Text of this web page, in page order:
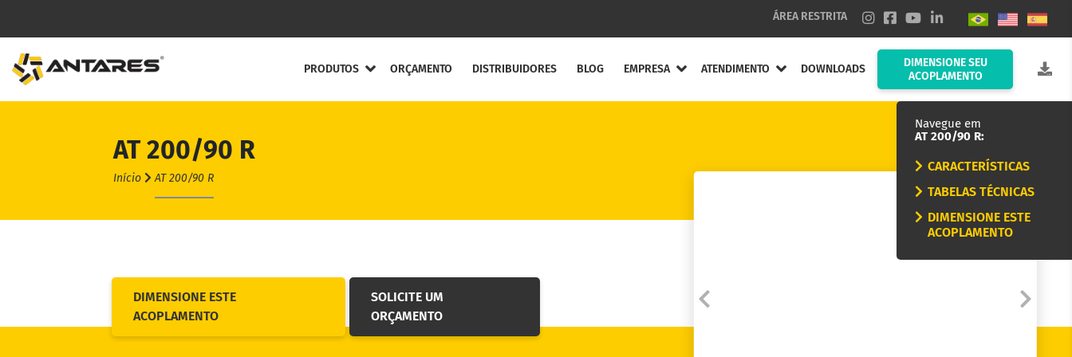
ÁREA RESTRITA
PRODUTOS
Acoplamentos Elásticos
Acoplamento de Lâminas
Contra Recuos
ORÇAMENTO DISTRIBUIDORES BLOG EMPRESA ATENDIMENTO DOWNLOADS
DIMENSIONE SEU
ACOPLAMENTO
Navegue em
AT 200/90 R:
CARACTERÍSTICAS
TABELAS TÉCNICAS
DIMENSIONE ESTE
ACOPLAMENTO
AT 200/90 R
Início AT 200/90 R
DIMENSIONE ESTE
ACOPLAMENTO
SOLICITE UM
ORÇAMENTO